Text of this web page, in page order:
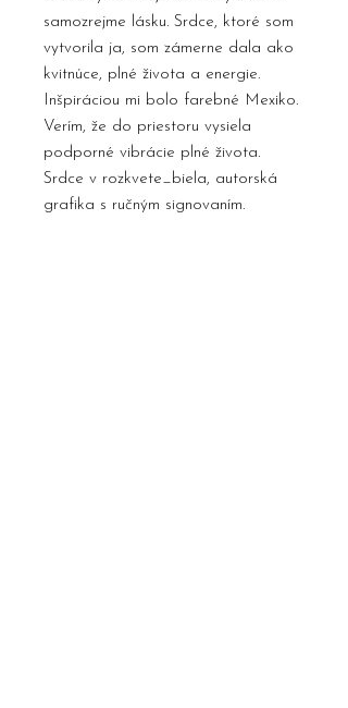
samozrejme lásku. Srdce, ktoré som
vytvorila ja, som zámerne dala ako
kvitnúce, plné života a energie.
Inšpiráciou mi bolo farebné Mexiko.
Verím, že do priestoru vysiela
podporné vibrácie plné života.
Srdce v rozkvete_biela, autorská
grafika s ručným signovaním.